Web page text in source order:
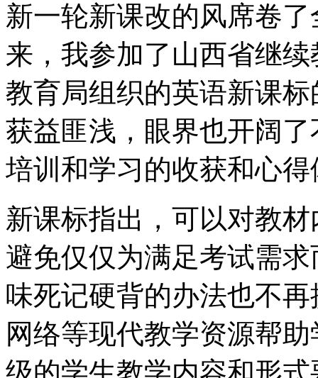
新一轮新课改的风席卷
来，我参加了山西省继
教育局组织的英语新课
获益匪浅，眼界也开阔
培训和学习的收获和心得
新课标指出，可以对教
避免仅仅为满足考试需
味死记硬背的办法也不
网络等现代教学资源帮